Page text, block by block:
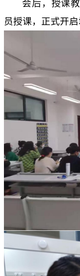
会后，授课
员授课，正式开启